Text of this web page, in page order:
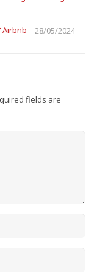
Airbnb
28/05/2024
fields are